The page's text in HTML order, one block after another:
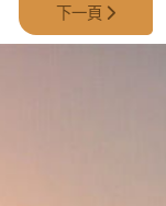
下一篇文章: 第
下一頁